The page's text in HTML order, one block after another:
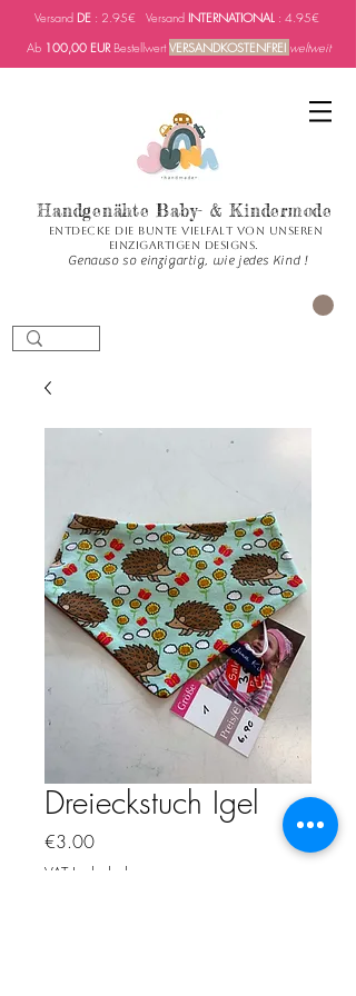
Versand DE : 2.95€ Versand INTERNATIONAL : 4.95€
Ab 100,00 EURBestellwertVERSANDKOSTENFREI weltweit
Handgenähte Baby- & Kindermode
Entdecke die bunte Vielfalt von unseren
einzigartigen Designs.
Genauso so einzigartig, wie jedes Kind !
Dreieckstuch Igel
€3.00Price
VAT Included